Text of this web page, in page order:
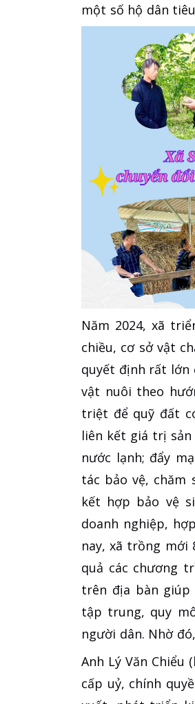
một số hộ dân
Năm 2024, xã
chiều, cơ sở vật
quyết định rất lớn
vật nuôi theo
triệt để quỹ đất
liên kết giá trị sản
nước lạnh; đẩy
tác bảo vệ,
kết hợp bảo vệ
doanh nghiệp,
nay, xã trồng mới
quả các chương
trên địa bàn giúp
tập trung, quy
người dân. Nhờ
Anh Lý Văn Chiểu
cấp uỷ, chính